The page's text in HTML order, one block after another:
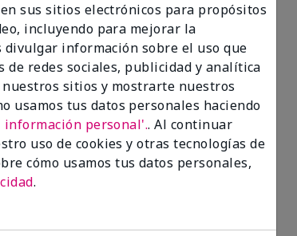
sus sitios electrónicos para propósitos
incluyendo para mejorar la
información sobre el uso que
de redes sociales, publicidad y analítica
sitios y mostrarte nuestros
usamos tus datos personales haciendo
personal'.. Al continuar
uso de cookies y otras tecnologías de
cómo usamos tus datos personales,
.